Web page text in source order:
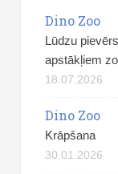
Dino Zoo
Lūdzu
apstākļiem
18.07.2026
Dino Zoo
Krāpšana
30.01.2026